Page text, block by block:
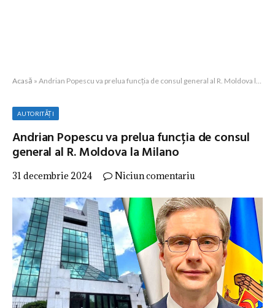
Acasă » Andrian Popescu va prelua funcția de consul general al R. Moldova la Milano
AUTORITĂȚI
Andrian Popescu va prelua funcția de consul
general al R. Moldova la Milano
31 decembrie 2024 Niciun comentariu